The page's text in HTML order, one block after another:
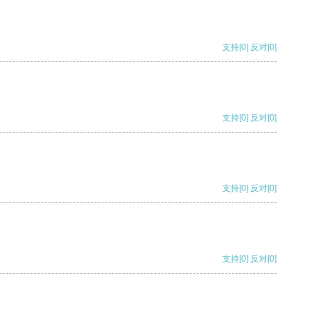
支持[0] 反对[0]
支持[0] 反对[0]
支持[0] 反对[0]
支持[0] 反对[0]